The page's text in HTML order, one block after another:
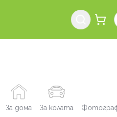
За дома За колата